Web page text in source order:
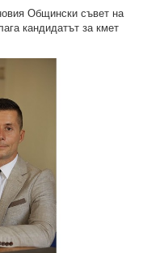
Общински съвет на
кандидатът за кмет